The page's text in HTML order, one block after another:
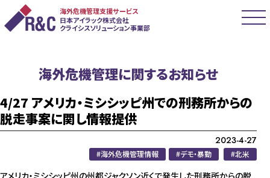
海外危機管理支援サービス
日本アイラック株式会社
クライシスソリューション事業部
海外危機管理に関するお知らせ
4/27 アメリカ・ミシシッピ州での刑務所からの
脱走事案に関し情報提供
2023-4-27
海外危機管理情報 デモ・暴動 北米
アメリカ・ミシシッピ州の州都ジャクソン近くで発生した刑務所からの脱